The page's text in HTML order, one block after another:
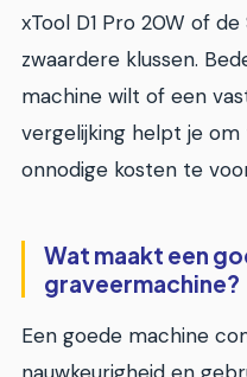
xTool D1 Pro 20W of
zwaardere klussen.
machine wilt of een
vergelijking helpt je
onnodige kosten te
Wat maakt een
graveermachine?
Een goede machine